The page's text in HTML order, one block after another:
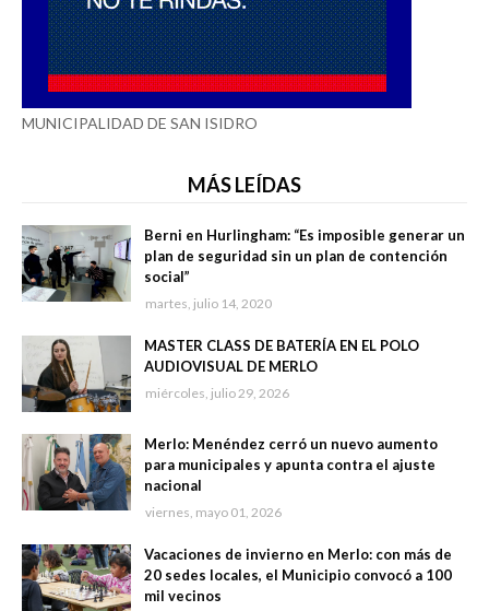
MUNICIPALIDAD DE SAN ISIDRO
MÁS LEÍDAS
Berni en Hurlingham: “Es imposible generar un
plan de seguridad sin un plan de contención
social”
martes, julio 14, 2020
MASTER CLASS DE BATERÍA EN EL POLO
AUDIOVISUAL DE MERLO
miércoles, julio 29, 2026
Merlo: Menéndez cerró un nuevo aumento
para municipales y apunta contra el ajuste
nacional
viernes, mayo 01, 2026
Vacaciones de invierno en Merlo: con más de
20 sedes locales, el Municipio convocó a 100
mil vecinos